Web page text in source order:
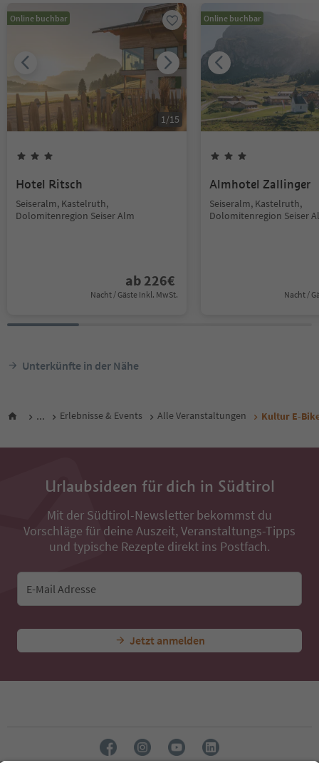
Online buchbar
1/15
Hotel Ritsch
Seiseralm, Kastelruth,
Dolomitenregion Seiser Alm
ab 226€
Nacht / Gäste Inkl. MwSt.
Online buchbar
Almhotel Zallinger
Seiseralm, Kastelruth,
Dolomitenregion Seiser
Nacht /
Unterkünfte in der Nähe
... Erlebnisse & Events Alle Veranstaltungen Kultur E-
Urlaubsideen für dich in Südtirol
Mit der Südtirol-Newsletter bekommst du
Vorschläge für deine Auszeit, Veranstaltungs-Tipps
und typische Rezepte direkt ins Postfach.
E-Mail Adresse
Jetzt anmelden